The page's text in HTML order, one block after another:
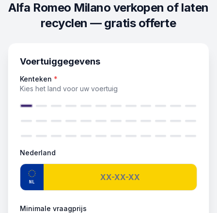
Alfa Romeo Milano verkopen of laten
recyclen — gratis offerte
Voertuiggegevens
Kenteken *
Kies het land voor uw voertuig
Nederland
NL
Minimale vraagprijs